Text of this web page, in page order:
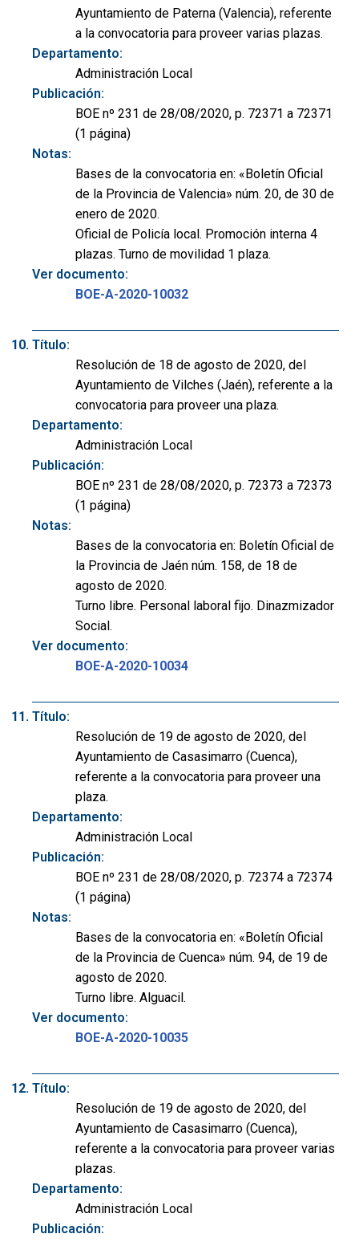
Ayuntamiento de Paterna (Valencia), referente
a la convocatoria para proveer varias plazas.
Departamento:
Administración Local
Publicación:
BOE nº 231 de 28/08/2020, p. 72371 a 72371
(1 página)
Notas:
Bases de la convocatoria en: «Boletín Oficial
de la Provincia de Valencia» núm. 20, de 30 de
enero de 2020.
Oficial de Policía local. Promoción interna 4
plazas. Turno de movilidad 1 plaza.
Ver documento:
BOE-A-2020-10032
Título:
Resolución de 18 de agosto de 2020, del
Ayuntamiento de Vilches (Jaén), referente a la
convocatoria para proveer una plaza.
Departamento:
Administración Local
Publicación:
BOE nº 231 de 28/08/2020, p. 72373 a 72373
(1 página)
Notas:
Bases de la convocatoria en: Boletín Oficial de
la Provincia de Jaén núm. 158, de 18 de
agosto de 2020.
Turno libre. Personal laboral fijo. Dinazmizador
Social.
Ver documento:
BOE-A-2020-10034
Título:
Resolución de 19 de agosto de 2020, del
Ayuntamiento de Casasimarro (Cuenca),
referente a la convocatoria para proveer una
plaza.
Departamento:
Administración Local
Publicación:
BOE nº 231 de 28/08/2020, p. 72374 a 72374
(1 página)
Notas:
Bases de la convocatoria en: «Boletín Oficial
de la Provincia de Cuenca» núm. 94, de 19 de
agosto de 2020.
Turno libre. Alguacil.
Ver documento:
BOE-A-2020-10035
Título:
Resolución de 19 de agosto de 2020, del
Ayuntamiento de Casasimarro (Cuenca),
referente a la convocatoria para proveer varias
plazas.
Departamento:
Administración Local
Publicación: